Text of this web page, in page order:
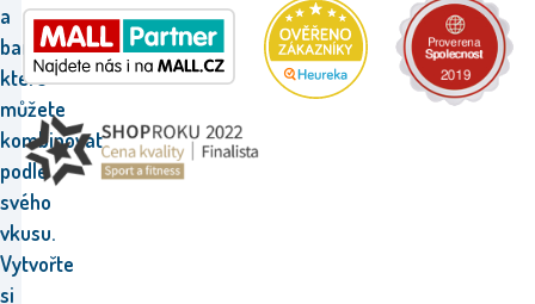
a
barev,
které
můžete
kombinovat
podle
svého
vkusu.
Vytvořte
si